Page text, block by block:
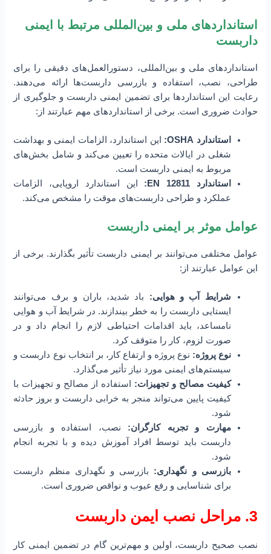
استانداردهای ملی و بین‌المللی مرتبط با ایمنی
داربست
استانداردهای ملی و بین‌المللی، دستورالعمل‌های دقیقی را برای
طراحی، نصب، استفاده و بازرسی داربست‌ها ارائه می‌دهند.
رعایت این استانداردها برای تضمین ایمنی داربست و جلوگیری از
حوادث ضروری است. برخی از استانداردهای مهم عبارتند از:
استاندارد OSHA:
این استاندارد، الزامات ایمنی و بهداشت
شغلی در ایالات متحده را تعیین می‌کند و شامل بخش‌های
مربوط به ایمنی داربست است.
استاندارد EN 12811:
این استاندارد اروپایی، الزامات
عملکرد و طراحی داربست‌های موقت را مشخص می‌کند.
عوامل موثر بر ایمنی داربست
عوامل مختلفی می‌توانند بر ایمنی داربست تأثیر بگذارند. برخی از
این عوامل عبارتند از:
شرایط آب و هوایی: باد شدید، باران و برف می‌توانند
ایستایی داربست را به خطر بیندازند. در شرایط آب و هوایی
نامساعد، باید اقدامات احتیاطی لازم را انجام داد و در
صورت لزوم، کار را متوقف کرد.
نوع پروژه: نوع پروژه و ارتفاع کار، بر انتخاب نوع داربست و
سیستم‌های ایمنی مورد نیاز تأثیر می‌گذارد.
کیفیت مصالح و تجهیزات: استفاده از مصالح و تجهیزات با
کیفیت پایین می‌تواند منجر به خرابی داربست و بروز حادثه
شود.
مهارت و تجربه کارگران: نصب، استفاده و بازرسی
داربست باید توسط افراد آموزش دیده و با تجربه انجام
شود.
بازرسی و نگهداری: بازرسی و نگهداری منظم داربست
برای شناسایی و رفع عیوب و نواقص ضروری است.
3. مراحل نصب ایمن داربست
نصب صحیح داربست، اولین و مهم‌ترین گام در تضمین ایمنی کار